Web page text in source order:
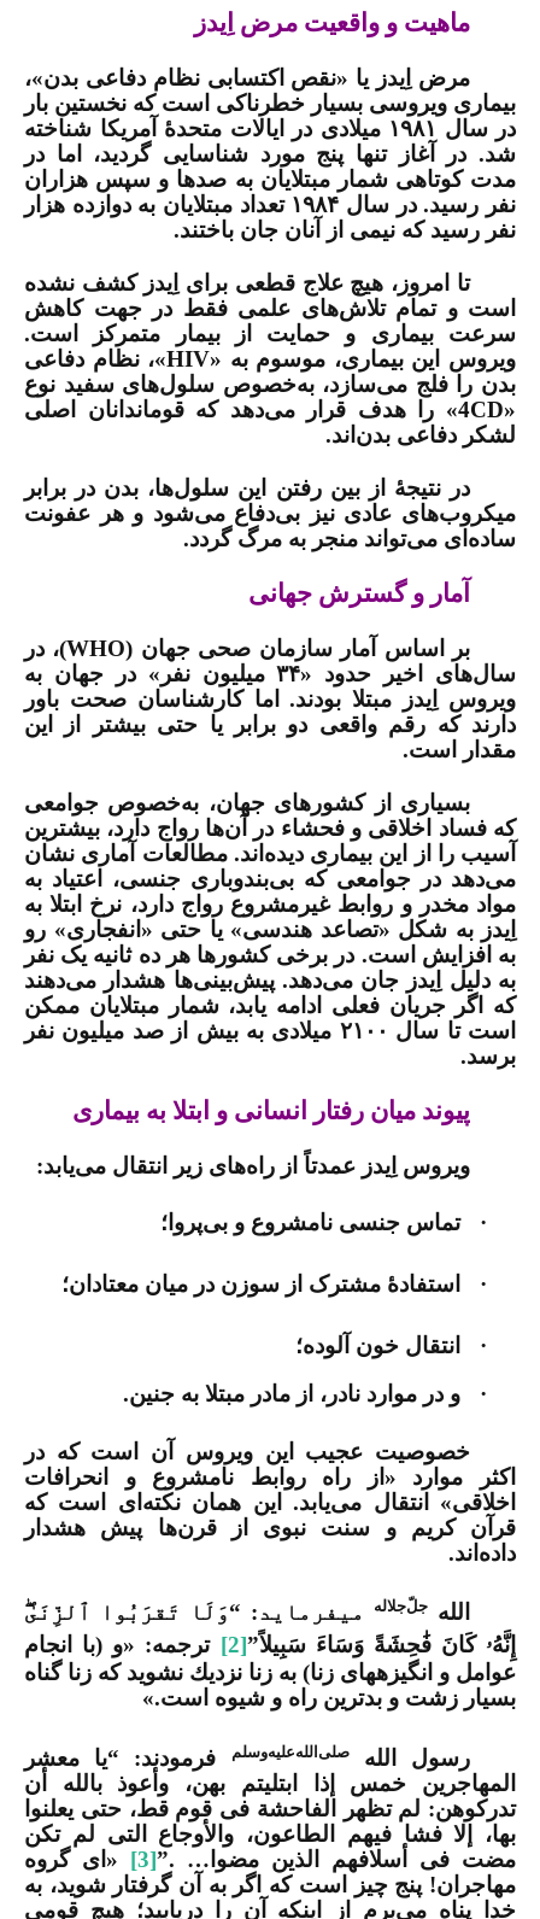
ماهیت و واقعیت مرض اِیدز
مرض اِیدز یا «نقص اکتسابی نظام دفاعی بدن»،
بیماری ویروسی بسیار خطرناکی است که نخستین بار
در سال ۱۹۸۱ میلادی در ایالات متحدۀ آمریکا شناخته
شد. در آغاز تنها پنج مورد شناسایی گردید، اما در
مدت کوتاهی شمار مبتلایان به صدها و سپس هزاران
نفر رسید. در سال ۱۹۸۴ تعداد مبتلایان به دوازده هزار
نفر رسید که نیمی از آنان جان باختند.
تا امروز، هیچ علاج قطعی برای اِیدز کشف نشده
است و تمام تلاش‌های علمی فقط در جهت کاهش
سرعت بیماری و حمایت از بیمار متمرکز است.
ویروس این بیماری، موسوم به «HIV»، نظام دفاعی
بدن را فلج می‌سازد، به‌خصوص سلول‌های سفید نوع
«
CD 4» را هدف قرار می‌دهد که قوماندانان اصلی
لشکر دفاعی بدن‌اند.
در نتیجۀ از بین رفتن این سلول‌ها، بدن در برابر
میکروب‌های عادی نیز بی‌دفاع می‌شود و هر عفونت
ساده‌ای می‌تواند منجر به مرگ گردد.
آمار و گسترش جهانی
بر اساس آمار سازمان صحی جهان (WHO)، در
سال‌های اخیر حدود «۳۴ میلیون نفر» در جهان به
ویروس اِیدز مبتلا بودند. اما کارشناسان صحت باور
دارند که رقم واقعی دو برابر یا حتی بیشتر از این
مقدار است.
بسیاری از کشورهای جهان، به‌خصوص جوامعی
که فساد اخلاقی و فحشاء در آن‌ها رواج دارد، بیشترین
آسیب را از این بیماری دیده‌اند. مطالعات آماری نشان
می‌دهد در جوامعی که بی‌بندوباری جنسی، اعتیاد به
مواد مخدر و روابط غیرمشروع رواج دارد، نرخ ابتلا به
اِیدز به شکل «تصاعد هندسی» یا حتی «انفجاری» رو
به افزایش است. در برخی کشورها هر ده ثانیه یک نفر
به دلیل اِیدز جان می‌دهد. پیش‌بینی‌ها هشدار می‌دهند
که اگر جریان فعلی ادامه یابد، شمار مبتلایان ممکن
است تا سال ۲۱۰۰ میلادی به بیش از صد میلیون نفر
برسد.
پیوند میان رفتار انسانی و ابتلا به بیماری
ویروس اِیدز عمدتاً از راه‌های زیر انتقال می‌یابد:
· تماس جنسی نامشروع و بی‌پروا؛
· استفادۀ مشترک از سوزن در میان معتادان؛
·
انتقال خون آلوده؛
·
و در موارد نادر، از مادر مبتلا به جنین.
خصوصیت عجیب این ویروس آن است که در
اکثر موارد «از راه روابط نامشروع و انحرافات
اخلاقی» انتقال می‌یابد. این همان نکته‌ای است که
قرآن کریم و سنت نبوی از قرن‌ها پیش هشدار
داده‌اند.
اللهجلّ‌جلاله
می­فرماید: “وَلَا تَقرَبُوا ٱلزِّنَىٰ
إِنَّهُۥ كَانَ فَٰحِشَةً وَسَاءَ سَبِیلاً”[2] ترجمه: «و (با انجام
عوامل و انگیزه­های زنا) به زنا نزدیك نشوید كه زنا گناه
بسیار زشت و بدترین راه و شیوه است.»
رسول اللهصلی‌الله‌علیه‌وسلم
فرمودند: “یا معشر
المهاجرین خمس إذا ابتلیتم بهن، وأعوذ بالله أن
تدركوهن: ‌لم ‌تظهر ‌الفاحشة فی قوم قط، حتى یعلنوا
بها، إلا فشا فیهم الطاعون، والأوجاع التی لم تكن
مضت فی أسلافهم الذین مضوا… .”[3] «ای گروه
مهاجران! پنج چیز است که اگر به آن گرفتار شوید، به
خدا پناه می‌برم از اینکه آن را دریابید؛ هیچ قومی